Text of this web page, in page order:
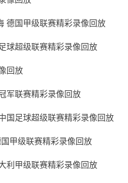
德国甲级联赛精彩录像回放
球超级联赛精彩录像回放
回放
军联赛精彩录像回放
国足球超级联赛精彩录像回放
甲级联赛精彩录像回放
利甲级联赛精彩录像回放